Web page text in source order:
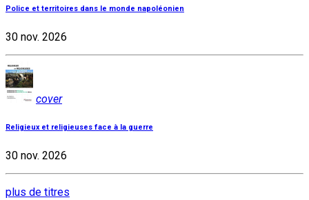
Police et territoires dans le monde napoléonien
30 nov. 2026
cover
Religieux et religieuses face à la guerre
30 nov. 2026
plus de titres